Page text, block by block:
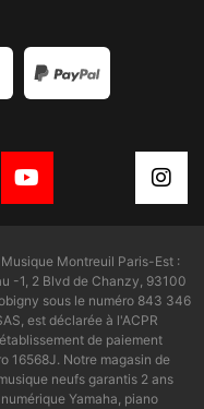
Montreuil Paris-Est :
-1, 2 Blvd de Chanzy, 93100
sous le numéro 843 346
est déclarée à l'ACPR
de paiement
16568J. Notre magasin de
neufs garantis 2 ans
Yamaha, piano